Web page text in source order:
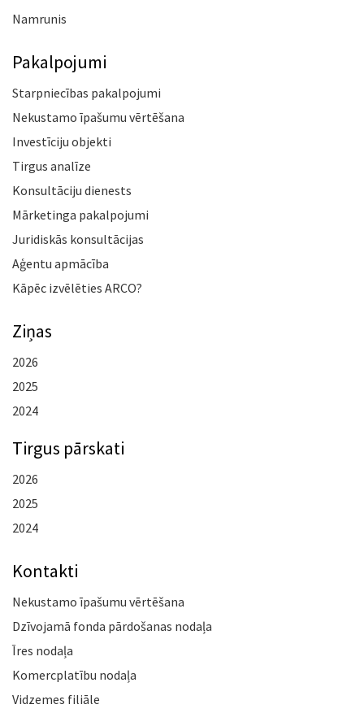
Namrunis
Pakalpojumi
Starpniecības pakalpojumi
Nekustamo īpašumu vērtēšana
Investīciju objekti
Tirgus analīze
Konsultāciju dienests
Mārketinga pakalpojumi
Juridiskās konsultācijas
Aģentu apmācība
Kāpēc izvēlēties ARCO?
Ziņas
2026
2025
2024
Tirgus pārskati
2026
2025
2024
Kontakti
Nekustamo īpašumu vērtēšana
Dzīvojamā fonda pārdošanas nodaļa
Īres nodaļa
Komercplatību nodaļa
Vidzemes filiāle